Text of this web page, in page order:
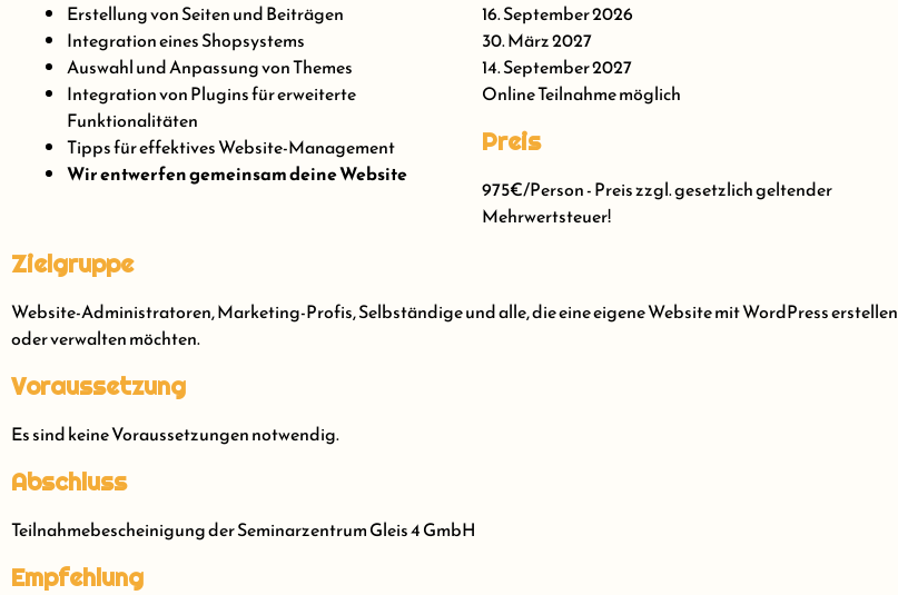
Erstellung von Seiten und Beiträgen
Integration eines Shopsystems
Auswahl und Anpassung von Themes
Integration von Plugins für erweiterte
Funktionalitäten
Tipps für effektives Website-Management
Wir entwerfen gemeinsam deine Website
16. September 2026
30. März 2027
14. September 2027
Online Teilnahme möglich
Preis
975€/Person - Preis zzgl. gesetzlich geltender
Mehrwertsteuer!
Zielgruppe
Website-Administratoren, Marketing-Profis, Selbständige und alle, die eine eigene Website mit WordPress erstellen
oder verwalten möchten.
Voraussetzung
Es sind keine Voraussetzungen notwendig.
Abschluss
Teilnahmebescheinigung der Seminarzentrum Gleis 4 GmbH
Empfehlung